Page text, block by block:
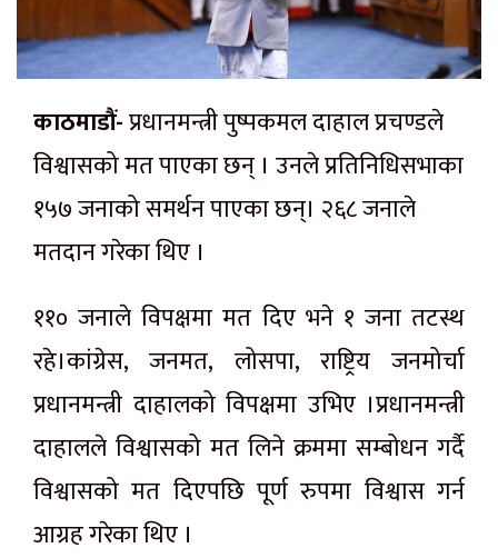
काठमाडौं-प्रधानमन्त्री पुष्पकमल दाहाल प्रचण्डले
विश्वासको मत पाएका छन् । उनले प्रतिनिधिसभाका
१५७ जनाको समर्थन पाएका छन्। २६८ जनाले
मतदान गरेका थिए ।
११० जनाले विपक्षमा मत दिए भने १ जना तटस्थ
रहे।कांग्रेस, जनमत, लोसपा, राष्ट्रिय जनमोर्चा
प्रधानमन्त्री दाहालको विपक्षमा उभिए ।प्रधानमन्त्री
दाहालले विश्वासको मत लिने क्रममा सम्बोधन गर्दै
विश्वासको मत दिएपछि पूर्ण रुपमा विश्वास गर्न
आग्रह गरेका थिए ।